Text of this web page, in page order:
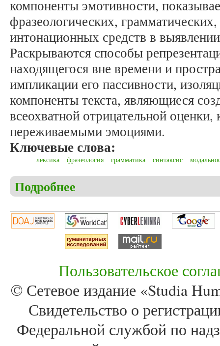
компоненты эмотивности,
фразеологических,
интонационных средств в
Раскрываются способы
находящегося вне времени и
импликации его пассивности,
компоненты текста, являющиеся
всеохватной отрицательной оценки,
переживаемыми эмоциями.
Ключевые слова:
лексика фразеология грамматика синтаксис
Подробнее
Пользовательское
© Сетевое издание «Studia
Свидетельство о
Федеральной службой по